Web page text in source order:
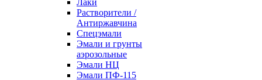
Лаки
Растворители /
Антиржавчина
Спецэмали
Эмали и грунты
аэрозольные
Эмали НЦ
Эмали ПФ-115